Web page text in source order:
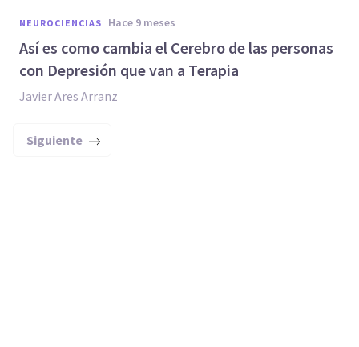
NEUROCIENCIAS hace 9 meses
Así es como cambia el Cerebro de las personas
con Depresión que van a Terapia
Javier Ares Arranz
Siguiente